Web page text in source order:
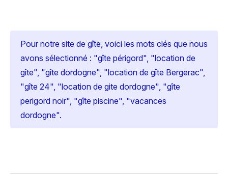
Pour notre site de gîte, voici les mots clés que nous
avons sélectionné : "gîte périgord", "location de
gîte", "gîte dordogne", "location de gîte Bergerac",
"gîte 24", "location de gite dordogne", "gîte
perigord noir", "gîte piscine", "vacances
dordogne".